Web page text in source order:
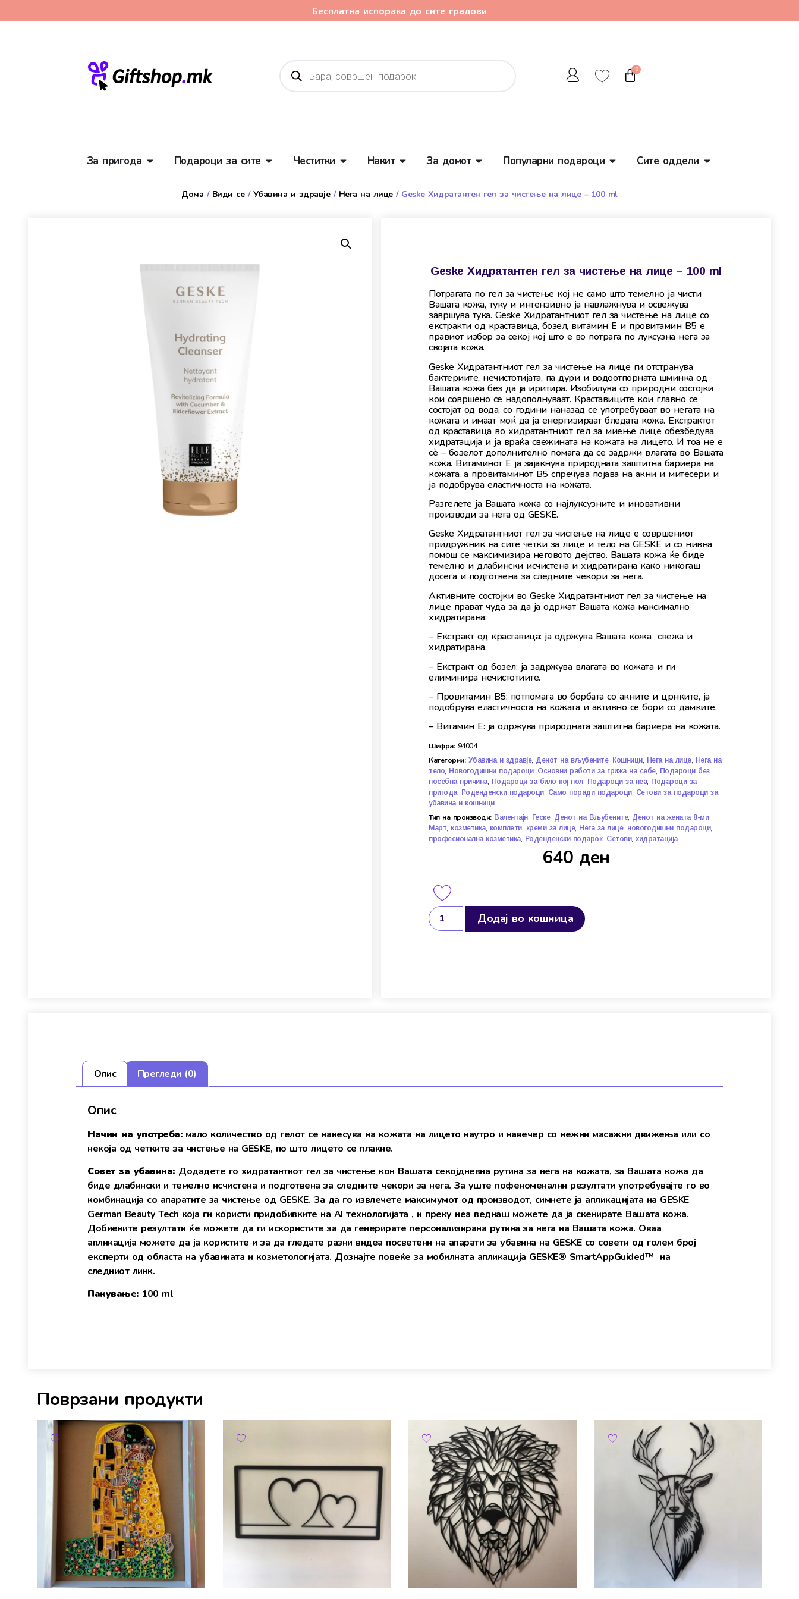
Бесплатна испорака до сите градови
0
За пригода Подароци за сите Честитки Накит За домот Популарни подароци Сите оддели
Дома / Види се/ Убавина и здравје/ Нега на лице/ Geske Хидратантен гел за чистење на лице – 100 ml
Geske Хидратантен гел за чистење на лице – 100 ml
Потрагата по гел за чистење кој не само што темелно ја чисти
Вашата кожа, туку и интензивно ја навлажнува и освежува
завршува тука. Geske Хидратантниот гел за чистење на лице со
екстракти од краставица, бозел, витамин Е и провитамин В5 е
правиот избор за секој кој што е во потрага по луксузна нега за
својата кожа.
Geske Хидратантниот гел за чистење на лице ги отстранува
бактериите, нечистотијата, па дури и водоотпорната шминка од
Вашата кожа без да ја иритира. Изобилува со природни состојки
кои совршено се надополнуваат. Краставиците кои главно се
состојат од вода, со години наназад се употребуваат во негата на
кожата и имаат моќ да ја енергизираат бледата кожа. Екстрактот
од краставица во хидратантниот гел за миење лице обезбедува
хидратација и ја враќа свежината на кожата на лицето. И тоа не е
сè – бозелот дополнително помага да се задржи влагата во Вашата
кожа. Витаминот Е ја зајакнува природната заштитна бариера на
кожата, а провитаминот В5 спречува појава на акни и митесери и
ја подобрува еластичноста на кожата.
Разгелете ја Вашата кожа со најлуксузните и иновативни
производи за нега од GESKE.
Geske Хидратантниот гел за чистење на лице е совршениот
придружник на сите четки за лице и тело на GESKE и со нивна
помош се максимизира неговото дејство. Вашата кожа ќе биде
темелно и длабински исчистена и хидратирана како никогаш
досега и подготвена за следните чекори за нега.
Активните состојки во Geske Хидратантниот гел за чистење на
лице прават чуда за да ја одржат Вашата кожа максимално
хидратирана:
– Екстракт од краставица: ја одржува Вашата кожа свежа и
хидратирана.
– Екстракт од бозел: ја задржува влагата во кожата и ги
елиминира нечистотиите.
– Провитамин В5: потпомага во борбата со акните и црнките, ја
подобрува еластичноста на кожата и активно се бори со дамките.
– Витамин Е: ја одржува природната заштитна бариера на кожата.
Шифра: 94004
Категории: Убавина и здравје, Денот на вљубените, Кошници, Нега на лице, Нега на
тело, Новогодишни подароци, Основни работи за грижа на себе, Подароци без
посебна причина, Подароци за било кој пол, Подароци за неа, Подароци за
пригода, Роденденски подароци, Само поради подароци, Сетови за подароци за
убавина и кошници
Тип на производи: Валентајн, Геске, Денот на Вљубените, Денот на жената 8-ми
Март, козметика, комплети, креми за лице, Нега за лице, новогодишни подароци,
професионална козметика, Роденденски подарок, Сетови,хидратација
640 ден
Додај во кошница
Опис Прегледи (0)
Опис
Начин на употреба:мало количество од гелот се нанесува на кожата на лицето наутро и навечер со нежни масажни движења или со
некоја од четките за чистење на GESKE, по што лицето се плакне.
Совет за убавина: Додадете го хидратантиот гел за чистење кон Вашата секојдневна рутина за нега на кожата, за Вашата кожа да
биде длабински и темелно исчистена и подготвена за следните чекори за нега. За уште пофеноменални резултати употребувајте го во
комбинација со апаратите за чистење од GESKE. За да го извлечете максимумот од производот, симнете ја апликацијата на GESKE
German Beauty Tech која ги користи придобивките на AI технологијата , и преку неа веднаш можете да ја скенирате Вашата кожа.
Добиените резултати ќе можете да ги искористите за да генерирате персонализирана рутина за нега на Вашата кожа. Оваа
апликација можете да ја користите и за да гледате разни видеа посветени на апарати за убавина на GESKE со совети од голем број
експерти од областа на убавината и козметологијата. Дознајте повеќе за мобилната апликација GESKE® SmartAppGuided™ на
следниот линк.
Пакување:100 ml
Поврзани продукти